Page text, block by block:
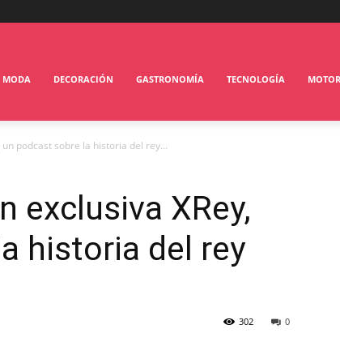
MODA DECORACIÓN GASTRONOMÍA TECNOLOGÍA MOTOR
podcast sobre la historia del rey...
exclusiva XRey,
historia del rey
0
302